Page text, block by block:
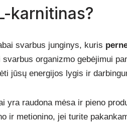
karnitinas?
svarbus junginys, kuris
svarbus organizmo gebėjimui
jūsų energijos lygis ir
yra raudona mėsa ir pieno
ir metionino, jei turite